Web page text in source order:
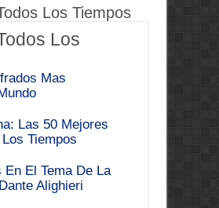
Los Tiempos
Los
Mas
Las 50 Mejores
Tiempos
El Tema De La
Alighieri